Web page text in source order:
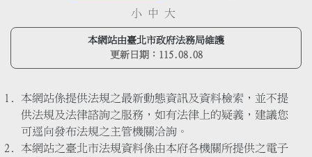
小 中 大
本網站由臺北市政府法務局維護
更新日期： 115.08.08
本網站係提供法規之最新動態資訊及資料檢索，並不提
供法規及法律諮詢之服務，如有法律上的疑義，建議您
可逕向發布法規之主管機關洽詢。
本網站之臺北市法規資料係由本府各機關所提供之電子